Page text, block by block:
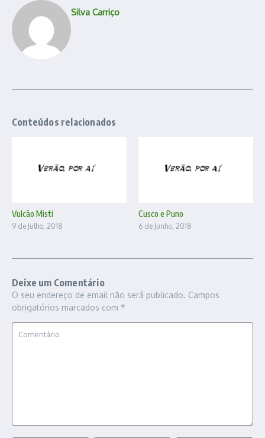
Silva Carriço
Conteúdos relacionados
Vulcão Misti
9 de Julho, 2018
Cusco e Puno
6 de Junho, 2018
Deixe um Comentário
O seu endereço de email não será publicado. Campos
obrigatórios marcados com *